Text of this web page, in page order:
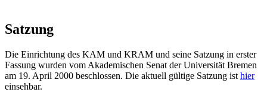
Satzung
Die Einrichtung des KAM und KRAM und seine Satzung in erster
Fassung wurden vom Akademischen Senat der Universität Bremen
am 19. April 2000 beschlossen. Die aktuell gültige Satzung ist hier
einsehbar.